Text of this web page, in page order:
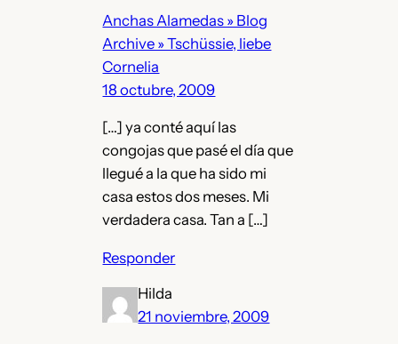
Anchas Alamedas » Blog
Archive » Tschüssie, liebe
Cornelia
18 octubre, 2009
[…] ya conté aquí las
congojas que pasé el día que
llegué a la que ha sido mi
casa estos dos meses. Mi
verdadera casa. Tan a […]
Responder
Hilda
21 noviembre, 2009